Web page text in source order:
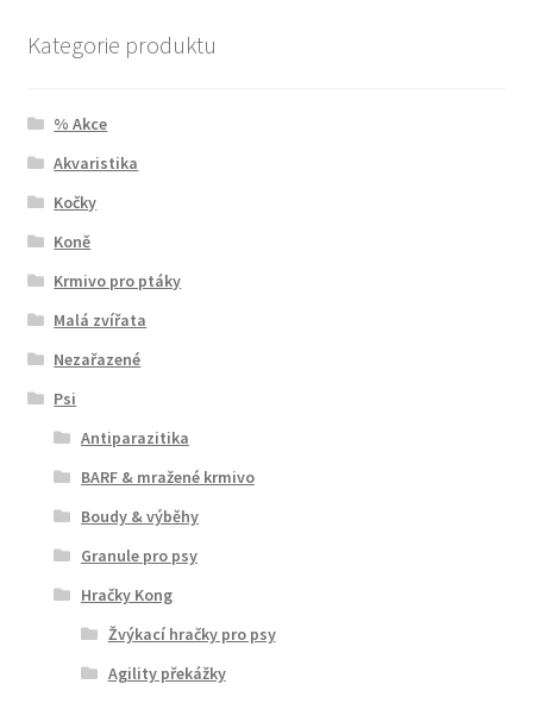
Kategorie produktu
% Akce
Akvaristika
Kočky
Koně
Krmivo pro ptáky
Malá zvířata
Nezařazené
Psi
Antiparazitika
BARF & mražené krmivo
Boudy & výběhy
Granule pro psy
Hračky Kong
Žvýkací hračky pro psy
Agility překážky